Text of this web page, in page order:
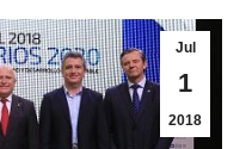
Jul
1
2018